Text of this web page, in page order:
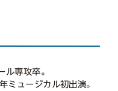
ル専攻卒。
ュージカル初出演。